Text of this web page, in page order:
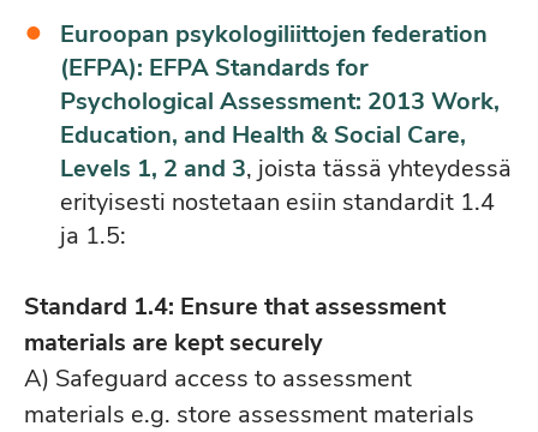
Euroopan psykologiliittojen federation
(EFPA): EFPA Standards for
Psychological Assessment: 2013 Work,
Education, and Health & Social Care,
Levels 1, 2 and 3, joista tässä yhteydessä
erityisesti nostetaan esiin standardit 1.4
ja 1.5:
Standard 1.4: Ensure that assessment
materials are kept securely
A) Safeguard access to assessment
materials e.g. store assessment materials